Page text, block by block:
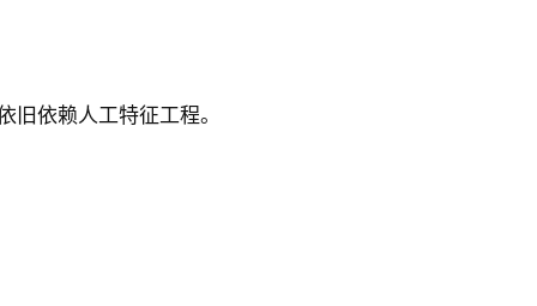
旧依赖人工特征工程。